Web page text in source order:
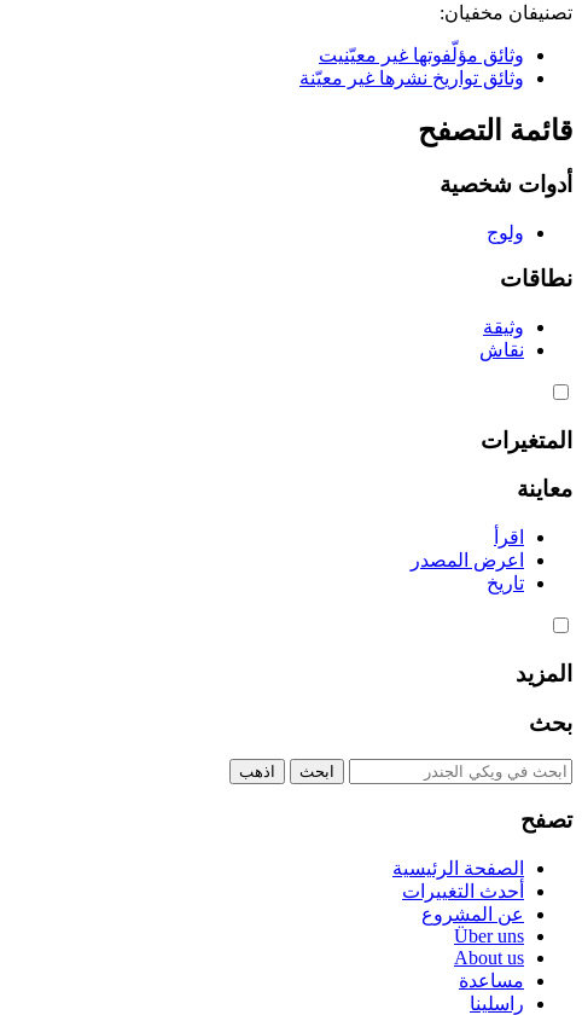
تصنيفان مخفيان:
وثائق مؤلّفوتها غير معيّنيت
وثائق تواريخ نشرها غير معيّنة
قائمة التصفح
أدوات شخصية
ولوج
نطاقات
وثيقة
نقاش
المتغيرات
معاينة
اقرأ
اعرض المصدر
تاريخ
المزيد
بحث
تصفح
الصفحة الرئيسية
أحدث التغييرات
عن المشروع
Über uns
About us
مساعدة
راسلينا